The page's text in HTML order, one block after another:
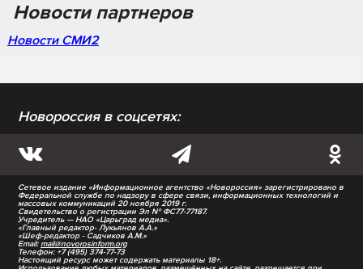
Новости партнеров
Новости СМИ2
Новороссия в соцсетях:
Сетевое издание «Информационное агентство «Новороссия» зарегистрировано в
Федеральной службе по надзору в сфере связи, информационных технологий и
массовых коммуникаций 20 ноября 2019 г.
Свидетельство о регистрации Эл № ФС77-77187.
Учредитель — НАО «Царьград медиа».
«Главный редактор- Лукьянов А.А.»
«Шеф-редактор - Садчиков А.М.»
Email:mail@novorosinform.org
Телефон: +7 (495) 374-77-73
Настоящий ресурс может содержать материалы 18+.